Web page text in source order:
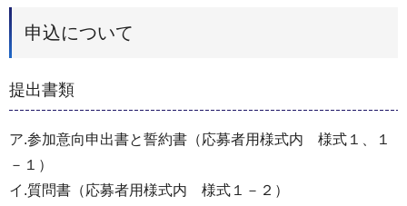
申込について
提出書類
ア.参加意向申出書と誓約書（応募者用様式内 様式１、１
－１）
イ.質問書（応募者用様式内 様式１－２）